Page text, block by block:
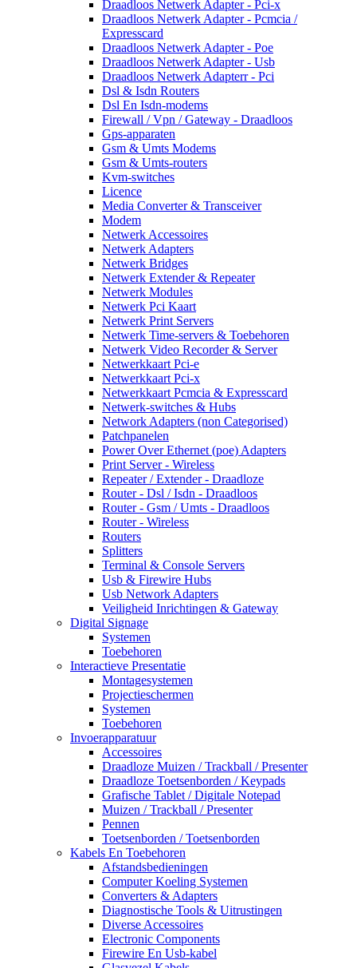
Draadloos Netwerk Adapter - Pci-x
Draadloos Netwerk Adapter - Pcmcia /
Expresscard
Draadloos Netwerk Adapter - Poe
Draadloos Netwerk Adapter - Usb
Draadloos Netwerk Adapterr - Pci
Dsl & Isdn Routers
Dsl En Isdn-modems
Firewall / Vpn / Gateway - Draadloos
Gps-apparaten
Gsm & Umts Modems
Gsm & Umts-routers
Kvm-switches
Licence
Media Converter & Transceiver
Modem
Netwerk Accessoires
Netwerk Adapters
Netwerk Bridges
Netwerk Extender & Repeater
Netwerk Modules
Netwerk Pci Kaart
Netwerk Print Servers
Netwerk Time-servers & Toebehoren
Netwerk Video Recorder & Server
Netwerkkaart Pci-e
Netwerkkaart Pci-x
Netwerkkaart Pcmcia & Expresscard
Netwerk-switches & Hubs
Network Adapters (non Categorised)
Patchpanelen
Power Over Ethernet (poe) Adapters
Print Server - Wireless
Repeater / Extender - Draadloze
Router - Dsl / Isdn - Draadloos
Router - Gsm / Umts - Draadloos
Router - Wireless
Routers
Splitters
Terminal & Console Servers
Usb & Firewire Hubs
Usb Network Adapters
Veiligheid Inrichtingen & Gateway
Digital Signage
Systemen
Toebehoren
Interactieve Presentatie
Montagesystemen
Projectieschermen
Systemen
Toebehoren
Invoerapparatuur
Accessoires
Draadloze Muizen / Trackball / Presenter
Draadloze Toetsenborden / Keypads
Grafische Tablet / Digitale Notepad
Muizen / Trackball / Presenter
Pennen
Toetsenborden / Toetsenborden
Kabels En Toebehoren
Afstandsbedieningen
Computer Koeling Systemen
Converters & Adapters
Diagnostische Tools & Uitrustingen
Diverse Accessoires
Electronic Components
Firewire En Usb-kabel